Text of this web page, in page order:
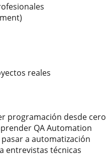
reales
programación desde cero
QA Automation
a automatización
entrevistas técnicas